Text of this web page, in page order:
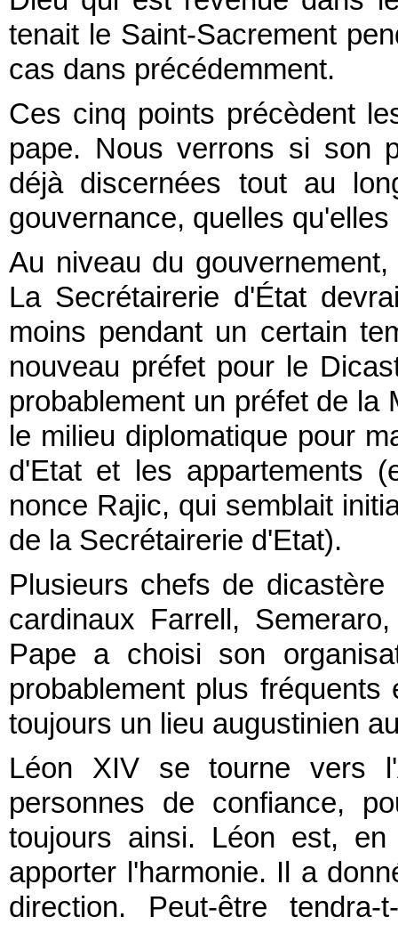
tenait le Saint-Sacrement
cas dans précédemment.
Ces cinq points précèdent
pape. Nous verrons si son
déjà discernées tout au
gouvernance, quelles qu'elles
Au niveau du
La Secrétairerie d'État
moins pendant un certain
nouveau préfet pour le
probablement un préfet de la
le milieu diplomatique pour
d'Etat et les appartements
nonce Rajic, qui semblait
de la Secrétairerie d'Etat).
Plusieurs chefs de
cardinaux Farrell,
Pape a choisi son
probablement plus
toujours un lieu augustinien
Léon XIV se tourne vers
personnes de confiance,
toujours ainsi. Léon est,
apporter l'harmonie. Il a
direction. Peut-être